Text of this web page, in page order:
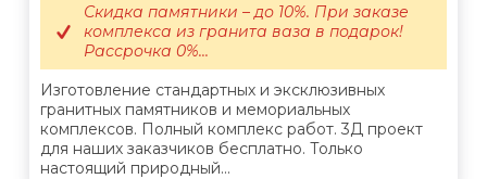
Изготовление стандартных и эксклюзивных
гранитных памятников и мемориальных
комплексов. Полный комплекс работ. 3Д проект
для наших заказчиков бесплатно. Только
настоящий природный...
Скидка памятники – до 10%. При заказе
комплекса из гранита ваза в подарок!
Рассрочка 0%...